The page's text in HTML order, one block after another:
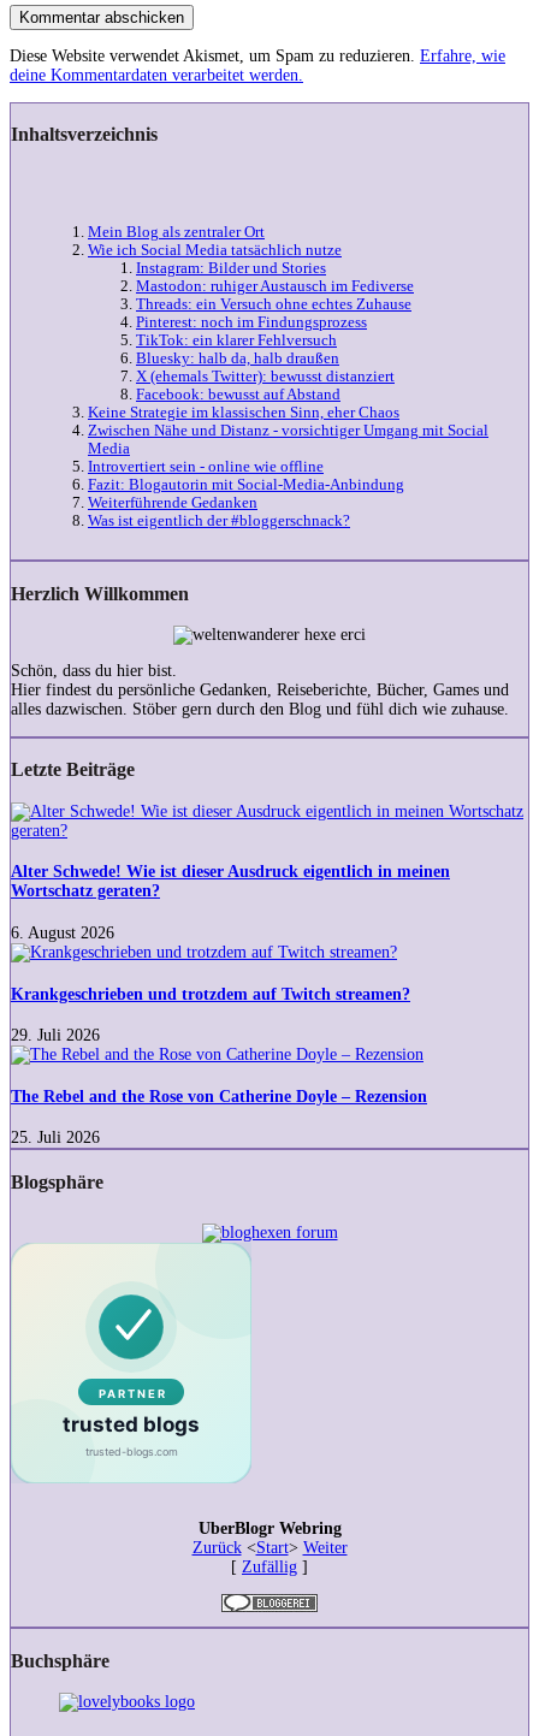
Kommentar abschicken
Diese Website verwendet Akismet, um Spam zu reduzieren. Erfahre, wie
deine Kommentardaten verarbeitet werden.
Inhaltsverzeichnis
Mein Blog als zentraler Ort
Wie ich Social Media tatsächlich nutze
Instagram: Bilder und Stories
Mastodon: ruhiger Austausch im Fediverse
Threads: ein Versuch ohne echtes Zuhause
Pinterest: noch im Findungsprozess
TikTok: ein klarer Fehlversuch
Bluesky: halb da, halb draußen
X (ehemals Twitter): bewusst distanziert
Facebook: bewusst auf Abstand
Keine Strategie im klassischen Sinn, eher Chaos
Zwischen Nähe und Distanz - vorsichtiger Umgang mit Social
Media
Introvertiert sein - online wie offline
Fazit: Blogautorin mit Social-Media-Anbindung
Weiterführende Gedanken
Was ist eigentlich der #bloggerschnack?
Herzlich Willkommen
Schön, dass du hier bist.
Hier findest du persönliche Gedanken, Reiseberichte, Bücher, Games und
alles dazwischen. Stöber gern durch den Blog und fühl dich wie zuhause.
Letzte Beiträge
Alter
Schwede!
ist
dieser
eigentlich
in
meinen
geraten?
Alter Schwede! Wie ist dieser Ausdruck eigentlich in meinen
Wortschatz geraten?
6. August 2026
Krankgeschrieben
trotzdem
Twitch
streamen?
Krankgeschrieben und trotzdem auf Twitch streamen?
29. Juli 2026
The
and
Rose
von
Doyle
The Rebel and the Rose von Catherine Doyle – Rezension
25. Juli 2026
Blogsphäre
UberBlogr Webring
Zurück<Start> Weiter
[ Zufällig ]
Buchsphäre